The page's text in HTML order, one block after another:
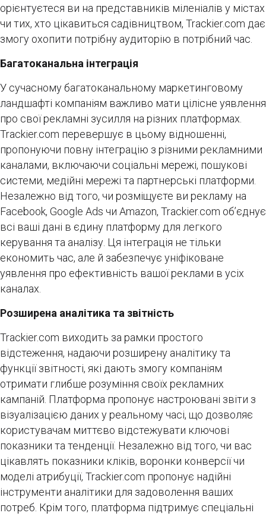
орієнтуєтеся ви на представників міленіалів у містах
чи тих, хто цікавиться садівництвом, Trackier.com дає
змогу охопити потрібну аудиторію в потрібний час.
Багатоканальна інтеграція
У сучасному багатоканальному маркетинговому
ландшафті компаніям важливо мати цілісне уявлення
про свої рекламні зусилля на різних платформах.
Trackier.com перевершує в цьому відношенні,
пропонуючи повну інтеграцію з різними рекламними
каналами, включаючи соціальні мережі, пошукові
системи, медійні мережі та партнерські платформи.
Незалежно від того, чи розміщуєте ви рекламу на
Facebook, Google Ads чи Amazon, Trackier.com об’єднує
всі ваші дані в єдину платформу для легкого
керування та аналізу. Ця інтеграція не тільки
економить час, але й забезпечує уніфіковане
уявлення про ефективність вашої реклами в усіх
каналах.
Розширена аналітика та звітність
Trackier.com виходить за рамки простого
відстеження, надаючи розширену аналітику та
функції звітності, які дають змогу компаніям
отримати глибше розуміння своїх рекламних
кампаній. Платформа пропонує настроювані звіти з
візуалізацією даних у реальному часі, що дозволяє
користувачам миттєво відстежувати ключові
показники та тенденції. Незалежно від того, чи вас
цікавлять показники кліків, воронки конверсії чи
моделі атрибуції, Trackier.com пропонує надійні
інструменти аналітики для задоволення ваших
потреб. Крім того, платформа підтримує спеціальні